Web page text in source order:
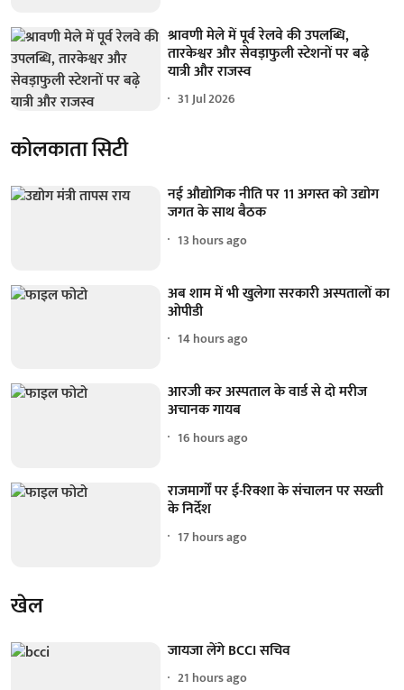
श्रावणी मेले में पूर्व रेलवे की उपलब्धि,
तारकेश्वर और सेवड़ाफुली स्टेशनों पर बढ़े
यात्री और राजस्व
31 Jul 2026
कोलकाता सिटी
नई औद्योगिक नीति पर 11 अगस्त को उद्योग
जगत के साथ बैठक
13 hours ago
अब शाम में भी खुलेगा सरकारी अस्पतालों का
ओपीडी
14 hours ago
आरजी कर अस्पताल के वार्ड से दो मरीज
अचानक गायब
16 hours ago
राजमार्गों पर ई-रिक्शा के संचालन पर सख्ती
के निर्देश
17 hours ago
खेल
जायजा लेंगे BCCI सचिव
21 hours ago